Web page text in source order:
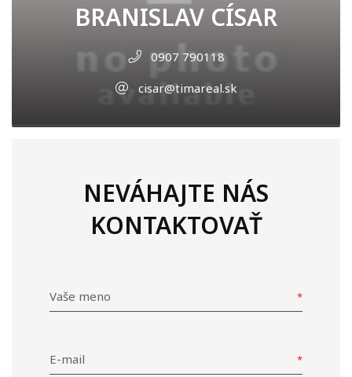
BRANISLAV CÍSAR
0907 790118
cisar@timareal.sk
NEVÁHAJTE NÁS
KONTAKTOVAŤ
Vaše meno
E-mail